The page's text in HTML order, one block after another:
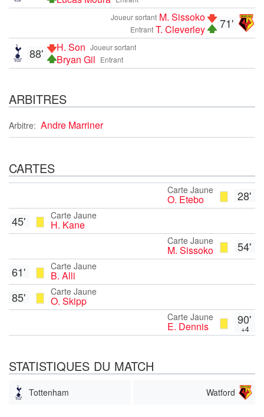
71'
Joueur sortant M. Sissoko
Entrant T. Cleverley
Joueur sortant
H. Son
Entrant
Bryan Gil
88'
ARBITRES
Arbitre: Andre Marriner
CARTES
28'
Carte Jaune
O. Etebo
Carte Jaune
H. Kane
45'
54'
Carte Jaune
M. Sissoko
Carte Jaune
B. Alli
61'
Carte Jaune
O. Skipp
85'
90'
+4
Carte Jaune
E. Dennis
STATISTIQUES DU MATCH
Tottenham Watford